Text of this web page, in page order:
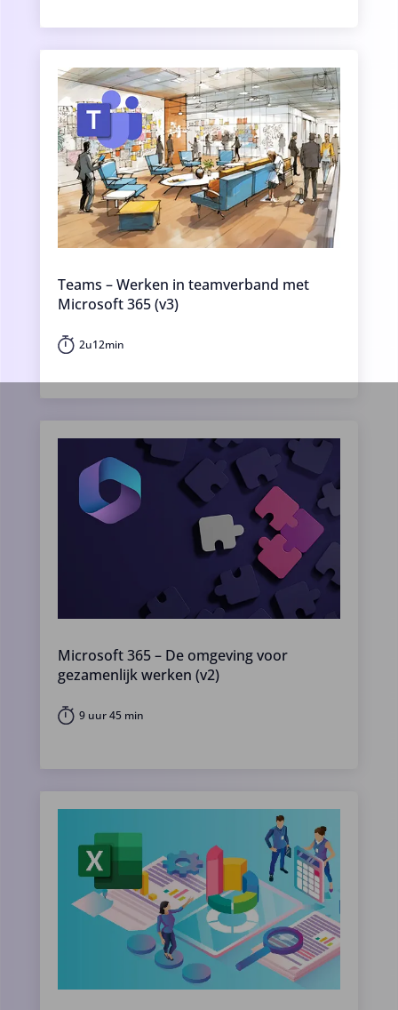
Teams – Werken in teamverband met
Microsoft 365 (v3)
2u12min
Microsoft 365 – De omgeving voor
gezamenlijk werken (v2)
9 uur 45 min